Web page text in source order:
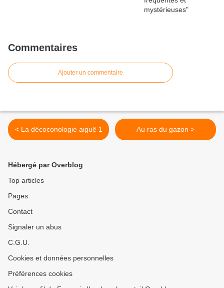
Commentaires
Ajouter un commentaire
< La décoconologie aiguë 1 Au ras du gazon >
Hébergé par Overblog
Top articles
Pages
Contact
Signaler un abus
C.G.U.
Cookies et données personnelles
Préférences cookies